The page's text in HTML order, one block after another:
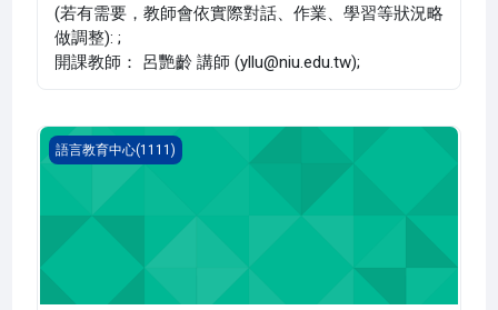
(若有需要，教師會依實際對話、作業、學習等狀況略
做調整): ;
開課教師： 呂艷齡 講師 (yllu@niu.edu.tw);
英語聽講(1111_G5LC000051I)
語言教育中心(1111)